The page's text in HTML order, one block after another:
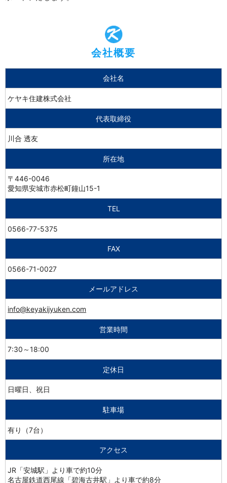
会社概要
会社名
ケヤキ住建株式会社
代表取締役
川合 透友
所在地
〒446-0046
愛知県安城市赤松町鐘山15-1
TEL
0566-77-5375
FAX
0566-71-0027
メールアドレス
info@keyakijyuken.com
営業時間
7:30～18:00
定休日
日曜日、祝日
駐車場
有り（7台）
アクセス
JR「安城駅」より車で約10分
名古屋鉄道西尾線「碧海古井駅」より車で約8分